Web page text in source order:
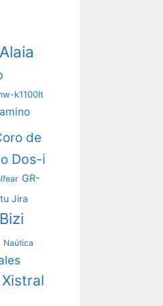
Alaia
k1100lt
de
Dos-i
GR-
Jira
Naútica
Xistral